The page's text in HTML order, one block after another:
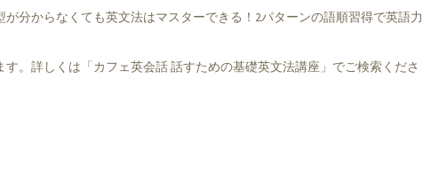
分からなくても英文法はマスターできる！2パターンの語順習得で英語力
。詳しくは「カフェ英会話 話すための基礎英文法講座」でご検索くださ